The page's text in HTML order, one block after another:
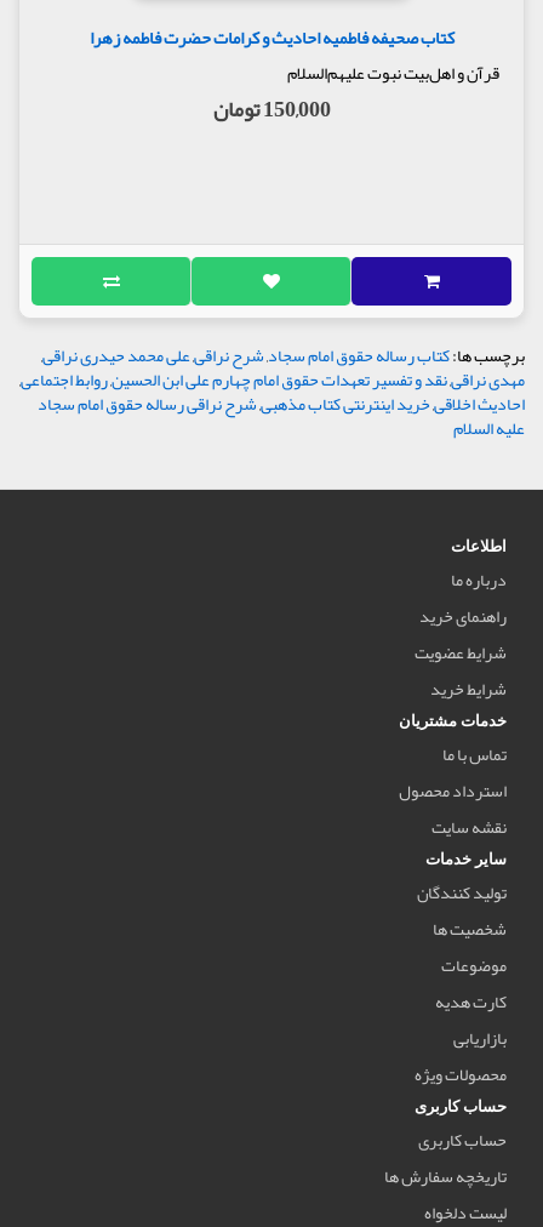
کتاب صحیفه فاطمیه احادیث و کرامات حضرت فاطمه زهرا
قرآن و اهل‌بیت نبوت علیهم‌السلام
150,000 تومان
برچسب ها:کتاب رساله حقوق امام سجاد,شرح نراقی,علی محمد حیدری نراقی,
مهدی نراقی,نقد و تفسیر تعهدات حقوق امام چهارم علی ابن الحسین,روابط اجتماعی,
احادیث اخلاقی,خرید اینترنتی کتاب مذهبی,شرح نراقی رساله حقوق امام سجاد
علیه السلام
اطلاعات
درباره ما
راهنمای خرید
شرایط عضویت
شرایط خرید
خدمات مشتریان
تماس با ما
استرداد محصول
نقشه سایت
سایر خدمات
تولید کنندگان
شخصیت ها
موضوعات
کارت هدیه
بازاریابی
محصولات ویژه
حساب کاربری
حساب کاربری
تاریخچه سفارش ها
لیست دلخواه